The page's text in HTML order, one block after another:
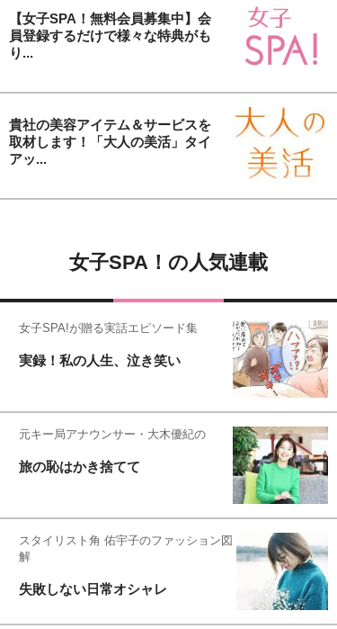
【女子SPA！無料会員募集中】会
員登録するだけで様々な特典がも
り...
貴社の美容アイテム＆サービスを
取材します！「大人の美活」タイ
アッ...
女子SPA！の人気連載
女子SPA!が贈る実話エピソード集
実録！私の人生、泣き笑い
元キー局アナウンサー・大木優紀の
旅の恥はかき捨てて
スタイリスト角 佑宇子のファッション図
解
失敗しない日常オシャレ